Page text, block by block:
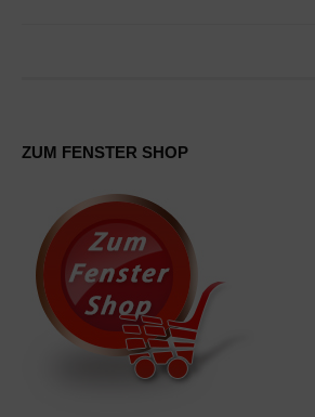
ZUM FENSTER SHOP